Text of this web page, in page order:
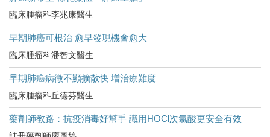
臨床腫瘤科李兆康醫生
早期肺癌可根治 愈早發現機會愈大
臨床腫瘤科潘智文醫生
早期肺癌病徵不顯擴散快 增治療難度
臨床腫瘤科丘德芬醫生
藥劑師教路：抗疫消毒好幫手 識用HOCl次氯酸更安全有效